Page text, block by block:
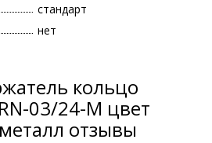
стандарт
нет
кольцо
03/24-M цвет
отзывы